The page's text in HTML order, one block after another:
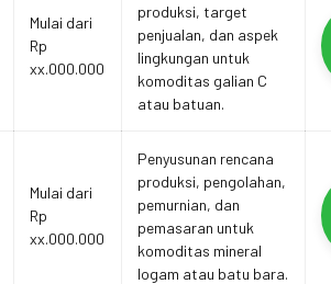
Mulai dari
Rp
xx.000.000
produksi, target
penjualan, dan aspek
lingkungan untuk
komoditas galian C
atau batuan.
Mulai dari
Rp
xx.000.000
Penyusunan rencana
produksi, pengolahan,
pemurnian, dan
pemasaran untuk
komoditas mineral
logam atau batu bara.